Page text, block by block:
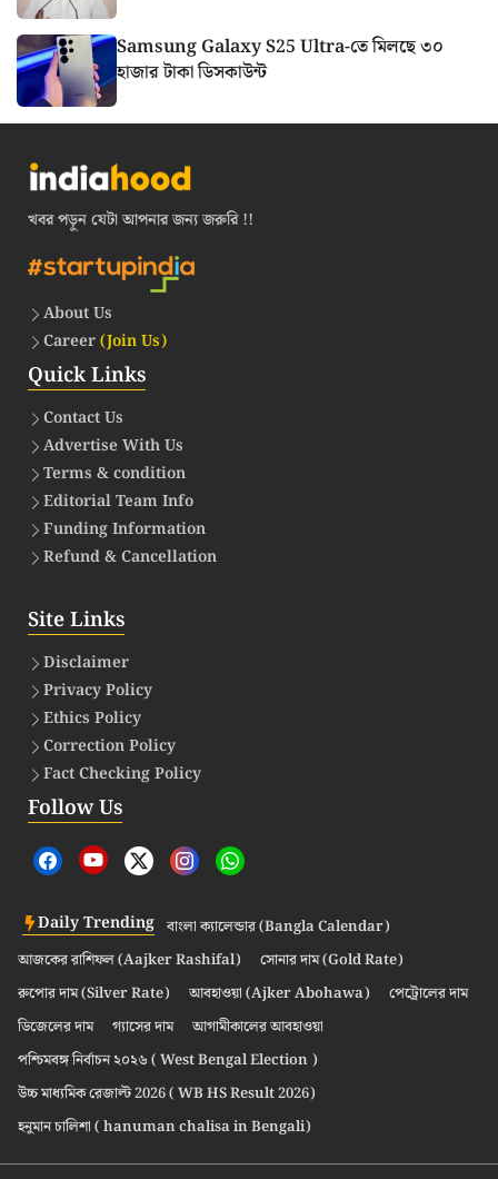
Samsung Galaxy S25 Ultra-তে মিলছে ৩০
হাজার টাকা ডিসকাউন্ট
খবর পড়ুন যেটা আপনার জন্য জরুরি !!
About Us
Career(Join Us)
Quick Links
Contact Us
Advertise With Us
Terms & condition
Editorial Team Info
Funding Information
Refund & Cancellation
Site Links
Disclaimer
Privacy Policy
Ethics Policy
Correction Policy
Fact Checking Policy
Follow Us
Daily Trending বাংলা ক্যালেন্ডার (Bangla Calendar)
আজকের রাশিফল (Aajker Rashifal)
সোনার দাম (Gold Rate)
রুপোর দাম (Silver Rate)
আবহাওয়া (Ajker Abohawa)
পেট্রোলের দাম
ডিজেলের দাম
গ্যাসের দাম
আগামীকালের আবহাওয়া
পশ্চিমবঙ্গ নির্বাচন ২০২৬ ( West Bengal Election )
উচ্চ মাধ্যমিক রেজাল্ট 2026 ( WB HS Result 2026)
হনুমান চালিশা ( hanuman chalisa in Bengali)